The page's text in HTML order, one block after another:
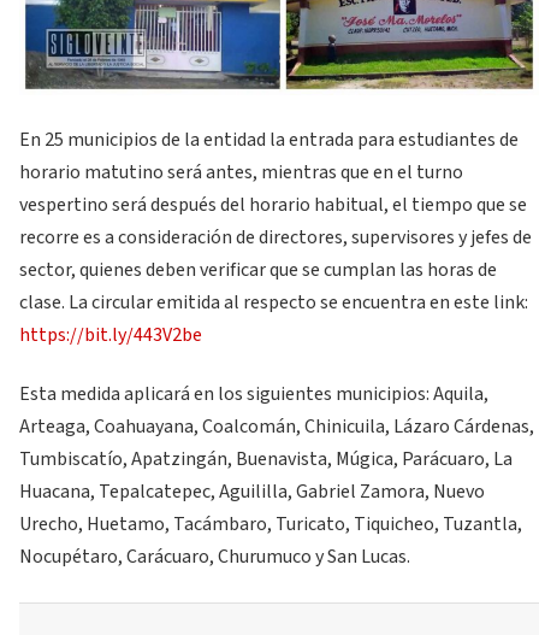
En 25 municipios de la entidad la entrada para estudiantes de
horario matutino será antes, mientras que en el turno
vespertino será después del horario habitual, el tiempo que se
recorre es a consideración de directores, supervisores y jefes de
sector, quienes deben verificar que se cumplan las horas de
clase. La circular emitida al respecto se encuentra en este link:
https://bit.ly/443V2be
Esta medida aplicará en los siguientes municipios: Aquila,
Arteaga, Coahuayana, Coalcomán, Chinicuila, Lázaro Cárdenas,
Tumbiscatío, Apatzingán, Buenavista, Múgica, Parácuaro, La
Huacana, Tepalcatepec, Aguililla, Gabriel Zamora, Nuevo
Urecho, Huetamo, Tacámbaro, Turicato, Tiquicheo, Tuzantla,
Nocupétaro, Carácuaro, Churumuco y San Lucas.